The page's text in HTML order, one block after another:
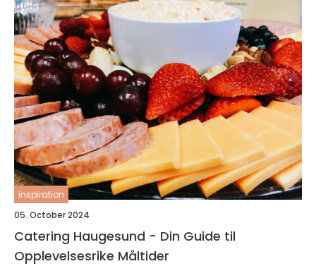
inspiration
05. October 2024
Catering Haugesund - Din Guide til
Opplevelsesrike Måltider